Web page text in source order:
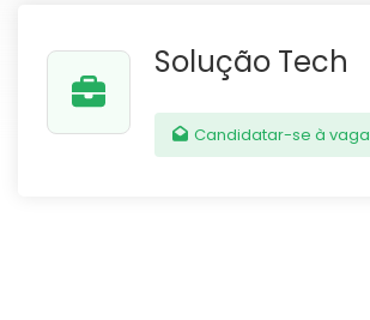
Solução Tech
Candidatar-se à vaga